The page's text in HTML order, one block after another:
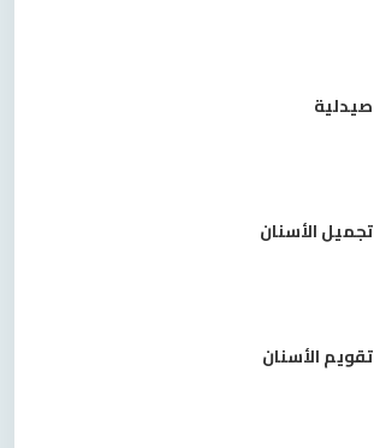
صيدلية
تجميل الأسنان
تقويم الأسنان